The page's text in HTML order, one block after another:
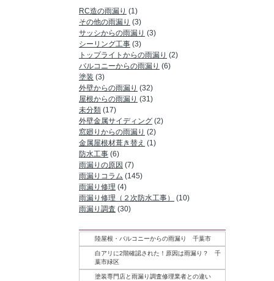
RC造の雨漏り (1)
その他の雨漏り (3)
サッシからの雨漏り (3)
シーリング工事 (3)
トップライトからの雨漏り (2)
バルコニーからの雨漏り (6)
塗装 (3)
外壁からの雨漏り (32)
屋根からの雨漏り (31)
未分類 (17)
外壁金属サイディング (2)
窓廻りからの雨漏り (2)
金属屋根材葺き替え (1)
防水工事 (6)
雨漏りの原因 (7)
雨漏りコラム (145)
雨漏り修理 (4)
雨漏り修理（２次防水工事）
(10)
雨漏り調査 (30)
陸屋根・バルコニーからの雨漏り 千葉市
白アリに2階確認された！原因は雨漏り？ 千
葉市緑区
塗装専門店と雨漏り調査修理業者との違い